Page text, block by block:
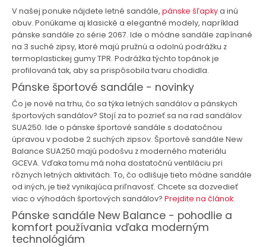
V našej ponuke nájdete letné sandále, pánske šľapkya inú
obuv. Ponúkame aj klasické a elegantné modely, napríklad
pánske sandále zo série 2067. Ide o módne sandále zapínané
na 3 suché zipsy, ktoré majú pružnú a odolnú podrážku z
termoplastickej gumy TPR. Podrážka týchto topánok je
profilovaná tak, aby sa prispôsobila tvaru chodidla.
Pánske športové sandále - novinky
Čo je nové na trhu, čo sa týka letných sandálov a pánskych
športových sandálov? Stojí za to pozrieť sa na rad sandálov
SUA250. Ide o pánske športové sandále s dodatočnou
úpravou v podobe 2 suchých zipsov. Športové sandále New
Balance SUA250 majú podošvu z moderného materiálu
GCEVA. Vďaka tomu má noha dostatočnú ventiláciu pri
rôznych letných aktivitách. To, čo odlišuje tieto módne sandále
od iných, je tiež vynikajúca priľnavosť. Chcete sa dozvedieť
viac o výhodách športových sandálov? Prejdite na článok.
Pánske sandále New Balance - pohodlie a
komfort používania vďaka moderným
technológiám